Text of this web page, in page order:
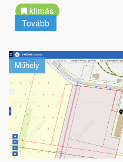
klímás
Tovább
Műhely